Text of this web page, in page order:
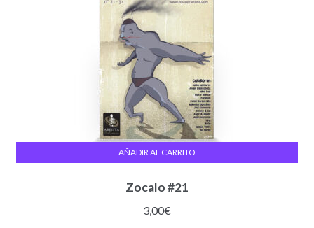
Zocalo #21
3,00€
AÑADIR AL CARRITO